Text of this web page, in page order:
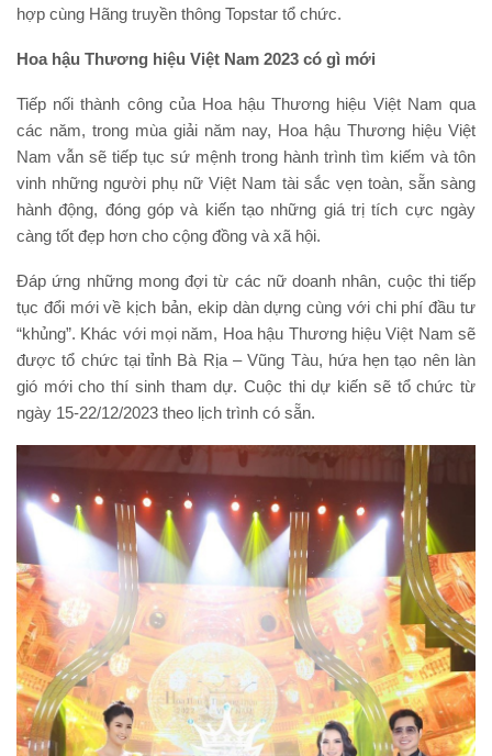
hợp cùng Hãng truyền thông Topstar tổ chức.
Hoa hậu Thương hiệu Việt Nam 2023 có gì mới
Tiếp nối thành công của Hoa hậu Thương hiệu Việt Nam qua
các năm, trong mùa giải năm nay, Hoa hậu Thương hiệu Việt
Nam vẫn sẽ tiếp tục sứ mệnh trong hành trình tìm kiếm và tôn
vinh những người phụ nữ Việt Nam tài sắc vẹn toàn, sẵn sàng
hành động, đóng góp và kiến tạo những giá trị tích cực ngày
càng tốt đẹp hơn cho cộng đồng và xã hội.
Đáp ứng những mong đợi từ các nữ doanh nhân, cuộc thi tiếp
tục đổi mới về kịch bản, ekip dàn dựng cùng với chi phí đầu tư
“khủng”. Khác với mọi năm, Hoa hậu Thương hiệu Việt Nam sẽ
được tổ chức tại tỉnh Bà Rịa – Vũng Tàu, hứa hẹn tạo nên làn
gió mới cho thí sinh tham dự. Cuộc thi dự kiến sẽ tổ chức từ
ngày 15-22/12/2023 theo lịch trình có sẵn.